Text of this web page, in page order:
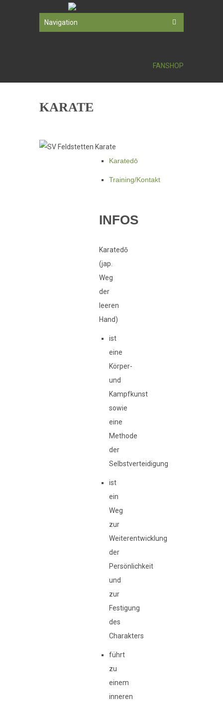
Navigation
FANSHOP
KARATE
Karatedō
Training/Kontakt
INFOS
Karatedō
(jap.
Weg
der
leeren
Hand)
ist
eine
Körper-
und
Kampfkunst
sowie
eine
Methode
der
Selbstverteidigung
ist
ein
Weg
zur
Weiterentwicklung
der
Persönlichkeit
und
zur
Festigung
des
Charakters
führt
zu
einem
inneren